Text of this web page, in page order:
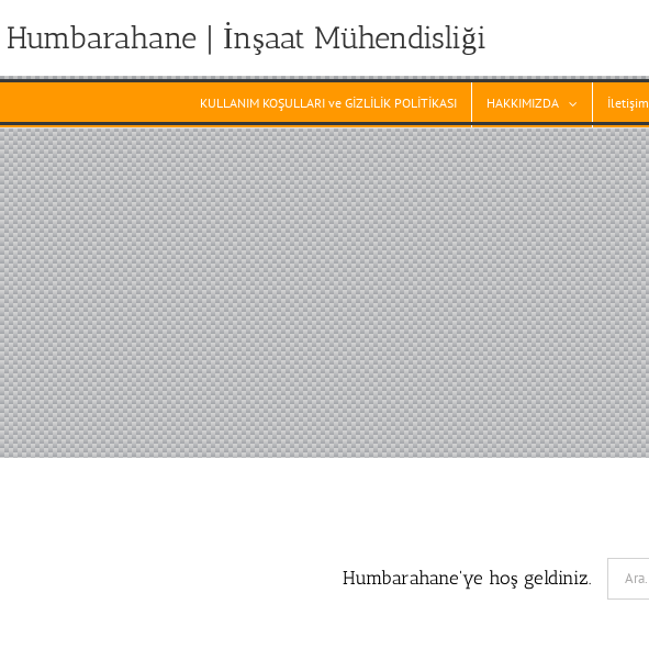
Humbarahane | İnşaat Mühendisliği
KULLANIM KOŞULLARI ve GİZLİLİK POLİTİKASI HAKKIMIZDA İletişim
Humbarahane'ye hoş geldiniz.
Search
for: